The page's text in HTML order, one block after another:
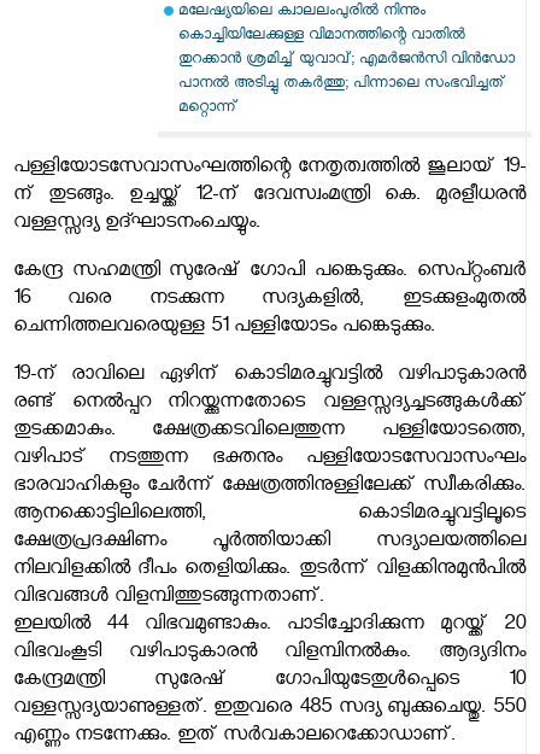
മലേഷ്യയിലെ ക്വാലലംപുരിൽ നിന്നും
കൊച്ചിയിലേക്കുള്ള വിമാനത്തിന്റെ വാതിൽ
തുറക്കാൻ ശ്രമിച്ച് യുവാവ്; എമർജൻസി വിൻഡോ
പാനൽ അടിച്ചു തകർത്തു; പിന്നാലെ സംഭവിച്ചത്
മറ്റൊന്ന്
പള്ളിയോടസേവാസംഘത്തിന്റെ നേതൃത്വത്തിൽ ജൂലായ് 19-
ന് തുടങ്ങും. ഉച്ചയ്ക്ക് 12-ന് ദേവസ്വംമന്ത്രി കെ. മുരളീധരൻ
വള്ളസ്സദ്യ ഉദ്ഘാടനംചെയ്യും.
കേന്ദ്ര സഹമന്ത്രി സുരേഷ് ഗോപി പങ്കെടുക്കും. സെപ്റ്റംബർ
16 വരെ നടക്കുന്ന സദ്യകളിൽ, ഇടക്കുളംമുതൽ
ചെന്നിത്തലവരെയുള്ള 51 പള്ളിയോടം പങ്കെടുക്കും.
19-ന് രാവിലെ ഏഴിന് കൊടിമരച്ചുവട്ടിൽ വഴിപാടുകാരൻ
രണ്ട് നെൽപ്പറ നിറയ്ക്കുന്നതോടെ വള്ളസ്സദ്യച്ചടങ്ങുകൾക്ക്
തുടക്കമാകും. ക്ഷേത്രക്കടവിലെത്തുന്ന പള്ളിയോടത്തെ,
വഴിപാട്‌ നടത്തുന്ന ഭക്തനും പള്ളിയോടസേവാസംഘം
ഭാരവാഹികളും ചേർന്ന് ക്ഷേത്രത്തിനുള്ളിലേക്ക് സ്വീകരിക്കും.
ആനക്കൊട്ടിലിലെത്തി, കൊടിമരച്ചുവട്ടിലൂടെ
ക്ഷേത്രപ്രദക്ഷിണം പൂർത്തിയാക്കി സദ്യാലയത്തിലെ
നിലവിളക്കിൽ ദീപം തെളിയിക്കും. തുടർന്ന് വിളക്കിനുമുൻപിൽ
വിഭവങ്ങൾ വിളമ്പിത്തുടങ്ങുന്നതാണ്.
ഇലയിൽ 44 വിഭവമുണ്ടാകും. പാടിച്ചോദിക്കുന്ന മുറയ്ക്ക് 20
വിഭവംകൂടി വഴിപാടുകാരൻ വിളമ്പിനൽകും. ആദ്യദിനം
കേന്ദ്രമന്ത്രി സുരേഷ് ഗോപിയുടേതുൾപ്പെടെ 10
വള്ളസ്സദ്യയാണുള്ളത്. ഇതുവരെ 485 സദ്യ ബുക്കുചെയ്തു. 550
എണ്ണം നടന്നേക്കും. ഇത് സർവകാലറെക്കോഡാണ്.